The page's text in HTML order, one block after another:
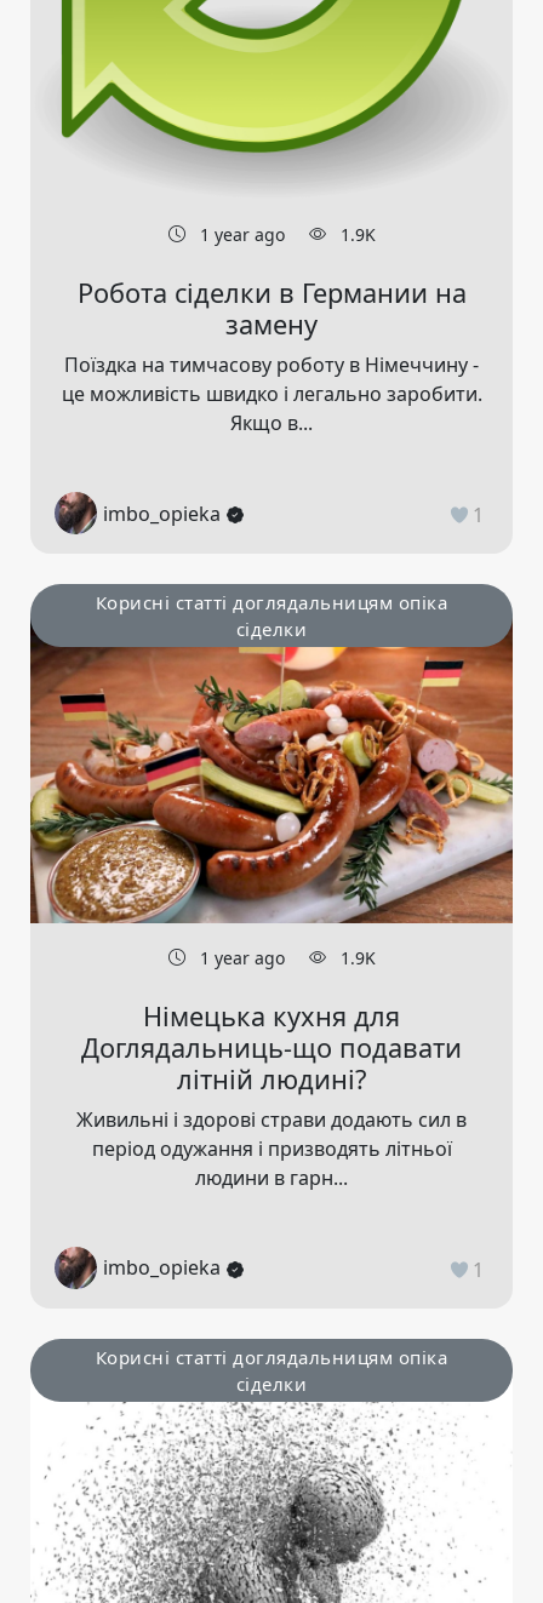
1 year ago 1.9K
Робота сіделки в Германии на
замену
Поїздка на тимчасову роботу в Німеччину -
це можливість швидко і легально заробити.
Якщо в...
imbo_opieka 1
Корисні статті доглядальницям опіка
сіделки
1 year ago 1.9K
Німецька кухня для
Доглядальниць-що подавати
літній людині?
Живильні і здорові страви додають сил в
період одужання і призводять літньої
людини в гарн...
imbo_opieka 1
Корисні статті доглядальницям опіка
сіделки